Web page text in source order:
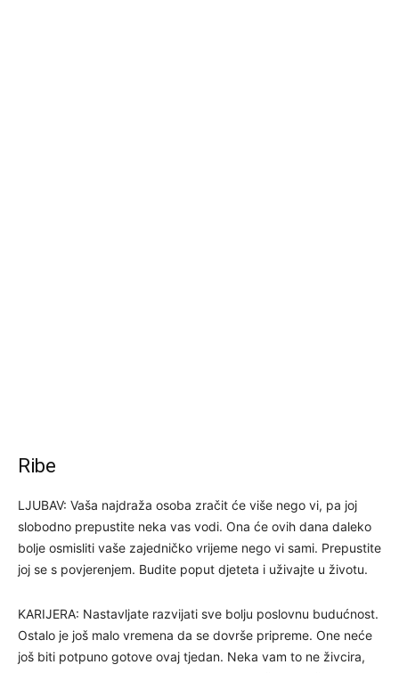
Ribe
LJUBAV: Vaša najdraža osoba zračit će više nego vi, pa joj
slobodno prepustite neka vas vodi. Ona će ovih dana daleko
bolje osmisliti vaše zajedničko vrijeme nego vi sami. Prepustite
joj se s povjerenjem. Budite poput djeteta i uživajte u životu.
KARIJERA: Nastavljate razvijati sve bolju poslovnu budućnost.
Ostalo je još malo vremena da se dovrše pripreme. One neće
još biti potpuno gotove ovaj tjedan. Neka vam to ne živcira,